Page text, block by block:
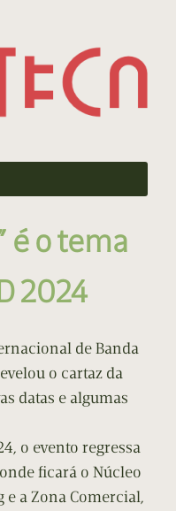
é o tema
2024
de Banda
o cartaz da
datas e algumas
o evento regressa
ficará o Núcleo
e a Zona Comercial,